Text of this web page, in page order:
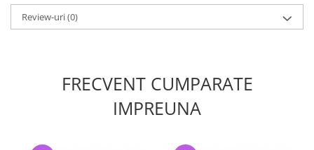
Review-uri(0)
FRECVENT CUMPARATE
IMPREUNA